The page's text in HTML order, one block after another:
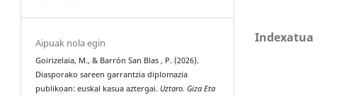
Aipuak nola egin
Goirizelaia, M., & Barrón San Blas , P. (2026).
Diasporako sareen garrantzia diplomazia
publikoan: euskal kasua aztergai. Uztaro. Giza Eta
Indexatua